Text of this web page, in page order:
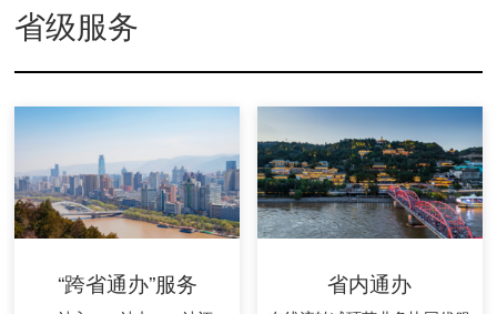
省级服务
“跨省通办”服务 省内通办